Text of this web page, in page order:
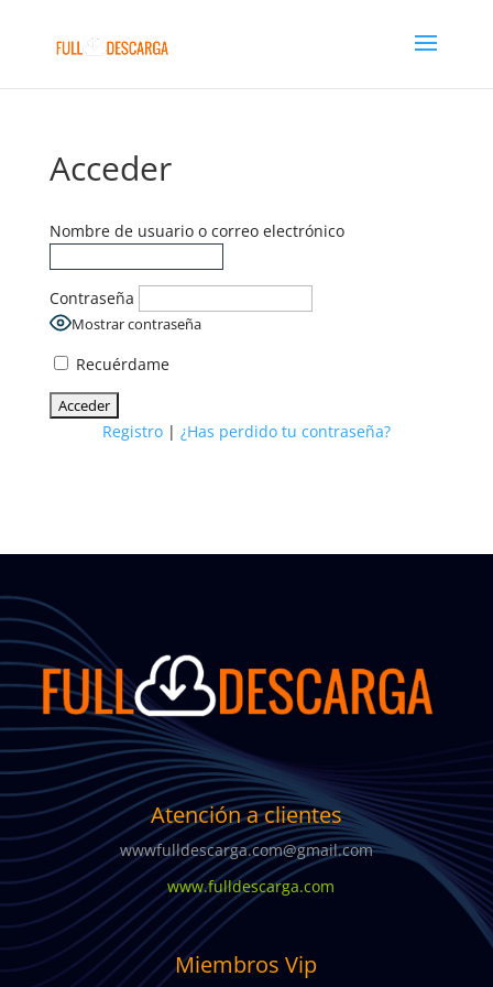
Acceder
Nombre de usuario o correo electrónico
Contraseña
Mostrar contraseña
Recuérdame
Registro| ¿Has perdido tu contraseña?
Atención a clientes
wwwfulldescarga.com@gmail.com
www.fulldescarga.com
Miembros Vip